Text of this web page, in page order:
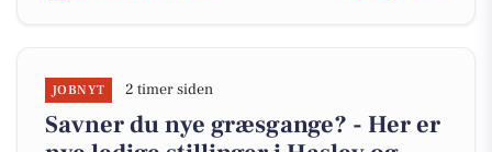
JOBNYT 2 timer siden
Savner du nye græsgange? - Her er